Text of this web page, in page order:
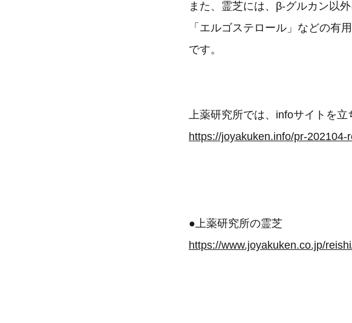
また、霊芝には、β-グルカン以
「エルゴステロール」などの有
です。
上薬研究所では、infoサイトを立
https://joyakuken.info/pr-
●上薬研究所の霊芝
https://www.joyakuken.co.jp/